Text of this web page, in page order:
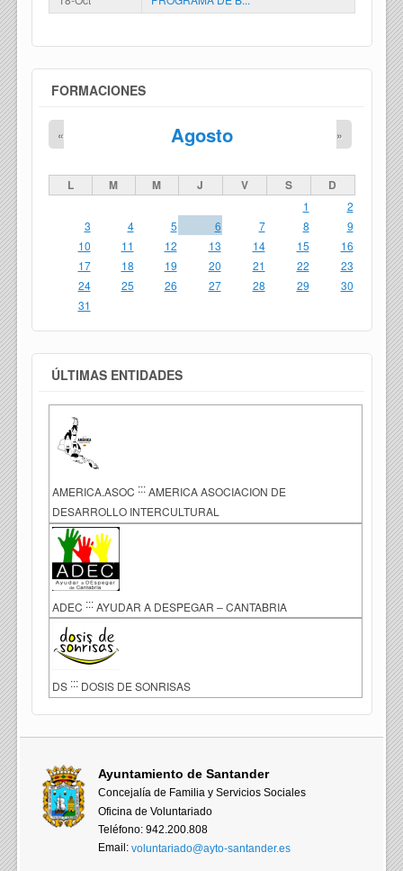
FORMACIONES
Agosto
« »
L M M J V S D
1
2
3
4 5 6 7 8
9
10
11 12 13 14 15
16
17
18 19 20 21 22
23
24
25 26 27 28 29
30
31
ÚLTIMAS ENTIDADES
AMERICA.ASOC ::: AMERICA ASOCIACION DE
DESARROLLO INTERCULTURAL
ADEC ::: AYUDAR A DESPEGAR – CANTABRIA
DS ::: DOSIS DE SONRISAS
Ayuntamiento de Santander
Concejalía de Familia y Servicios Sociales
Oficina de Voluntariado
Teléfono: 942.200.808
Email:voluntariado@ayto-santander.es